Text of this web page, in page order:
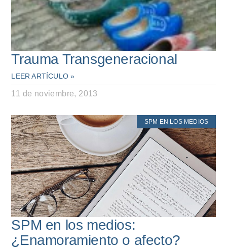
Trauma Transgeneracional
LEER ARTÍCULO »
11 de noviembre, 2013
SPM EN LOS MEDIOS
SPM en los medios:
¿Enamoramiento o afecto?